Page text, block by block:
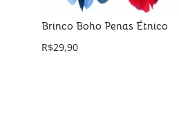
Brinco Boho Penas Étnico
R$29,90